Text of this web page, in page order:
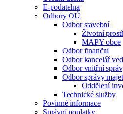
E-podatelna
Odbory OÚ
Odbor stavební
Životní
MAPY obce
Odbor finanční
Odbor kancelář
Odbor vnitřní
Odbor správy
Oddělení
Technické služby
Povinné informace
Správní poplatky